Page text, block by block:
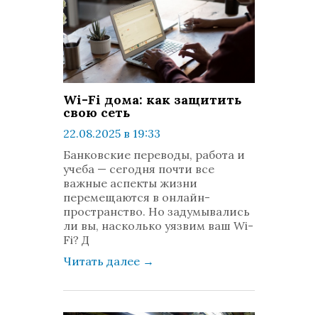
Wi-Fi дома: как защитить
свою сеть
22.08.2025 в 19:33
комментариев: 0
Банковские переводы, работа и
учеба — сегодня почти все
важные аспекты жизни
перемещаются в онлайн-
пространство. Но задумывались
ли вы, насколько уязвим ваш Wi-
Fi? Д
Читать далее →